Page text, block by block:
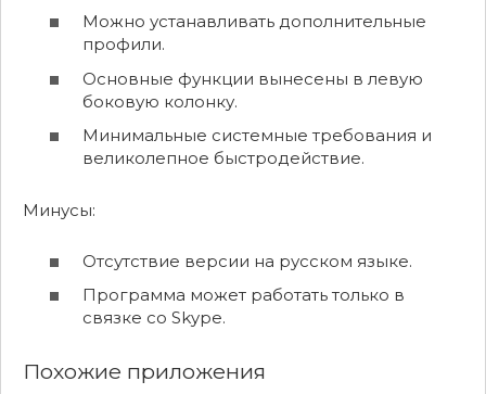
Можно устанавливать дополнительные
профили.
Основные функции вынесены в левую
боковую колонку.
Минимальные системные требования и
великолепное быстродействие.
Минусы:
Отсутствие версии на русском языке.
Программа может работать только в
связке со Skype.
Похожие приложения